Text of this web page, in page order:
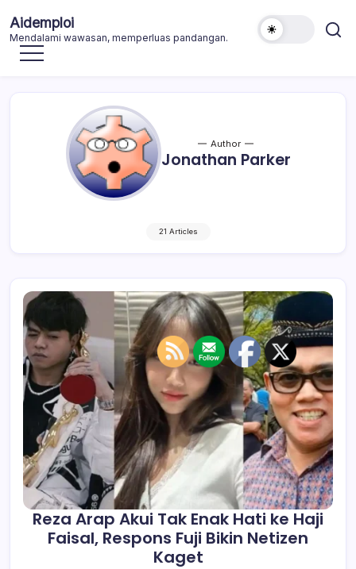
to
content
Aidemploi
Mendalami wawasan, memperluas pandangan.
Author
Jonathan Parker
21 Articles
Reza Arap Akui Tak Enak Hati ke Haji
Faisal, Respons Fuji Bikin Netizen
Kaget